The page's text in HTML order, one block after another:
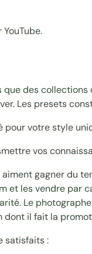
que des
Les presets
pour votre style
vos
gagner du
et les vendre par
. Le
il fait la
satisfaits :